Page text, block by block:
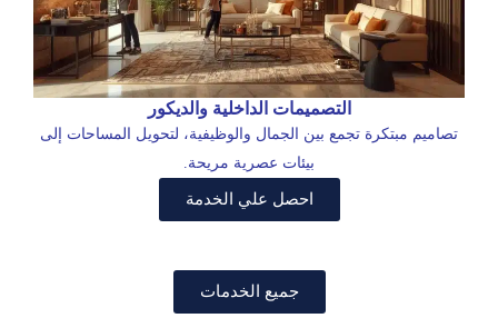
التصميمات الداخلية والديكور
تصاميم مبتكرة تجمع بين الجمال والوظيفية، لتحويل المساحات إلى
بيئات عصرية مريحة.
احصل علي الخدمة
جميع الخدمات